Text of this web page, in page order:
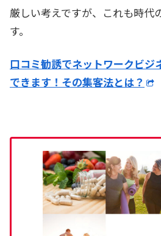
厳しい考えですが、これも時代
す。
口コミ勧誘でネットワークビジ
できます！その集客法とは？